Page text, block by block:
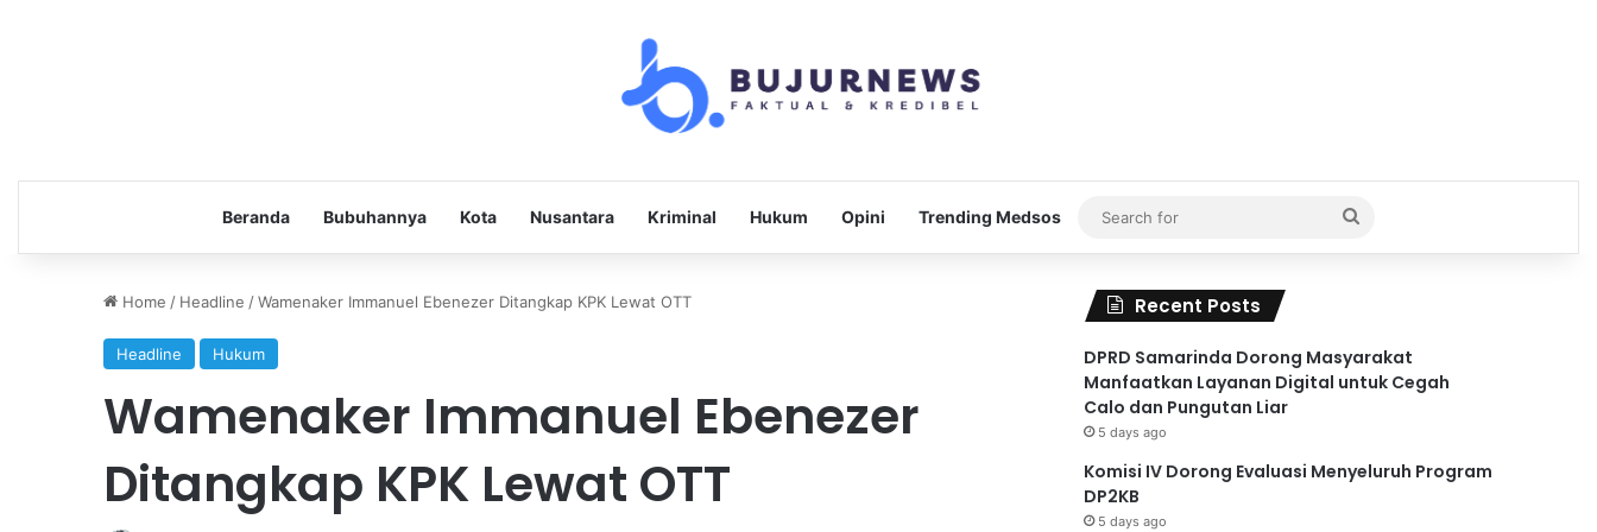
Beranda Bubuhannya Kota Nusantara Kriminal Hukum Opini Trending Medsos
Search
for
Home / Headline /Wamenaker Immanuel Ebenezer Ditangkap KPK Lewat OTT
Headline Hukum
Wamenaker Immanuel Ebenezer
Ditangkap KPK Lewat OTT
Recent Posts
DPRD Samarinda Dorong Masyarakat
Manfaatkan Layanan Digital untuk Cegah
Calo dan Pungutan Liar
5 days ago
Komisi IV Dorong Evaluasi Menyeluruh Program
DP2KB
5 days ago